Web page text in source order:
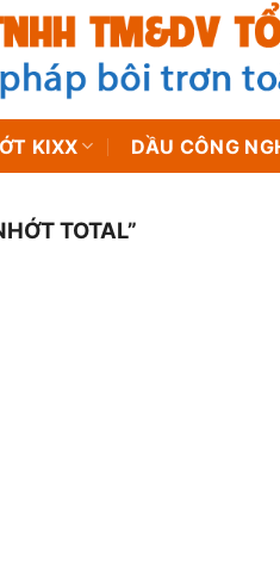
KIXX DẦU CÔNG
TOTAL”